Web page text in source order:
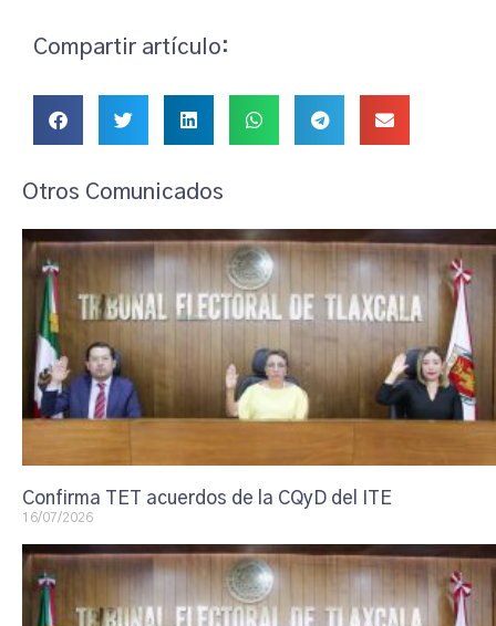
Compartir artículo:
Otros Comunicados
Confirma TET acuerdos de la CQyD del ITE
16/07/2026